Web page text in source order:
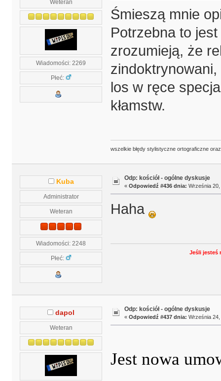
Weteran
Wiadomości: 2269
Płeć:
Śmieszą mnie
Potrzebna to
zrozumieją, że
los w ręce
kłamstw.
wszelkie błędy stylistyczne ortograficzne
Kuba
Administrator
Weteran
Wiadomości: 2248
Płeć:
Odp: kościół - ogólne dyskusje
« Odpowiedź #436 dnia: Września
Haha
Jeśli jesteś
dapol
Weteran
Odp: kościół - ogólne dyskusje
« Odpowiedź #437 dnia: Września 24,
Jest nowa